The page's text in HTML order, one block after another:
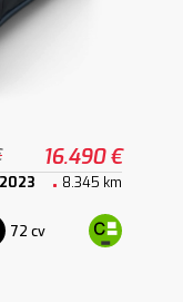
16.490 €
2023 8.345 km
72 cv